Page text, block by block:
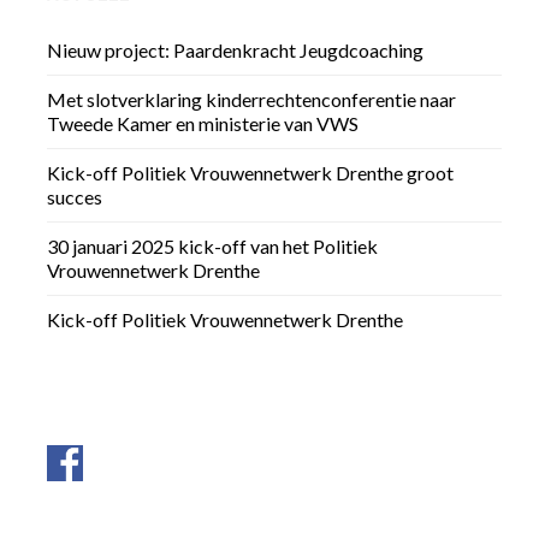
Nieuw project: Paardenkracht Jeugdcoaching
Met slotverklaring kinderrechtenconferentie naar
Tweede Kamer en ministerie van VWS
Kick-off Politiek Vrouwennetwerk Drenthe groot
succes
30 januari 2025 kick-off van het Politiek
Vrouwennetwerk Drenthe
Kick-off Politiek Vrouwennetwerk Drenthe